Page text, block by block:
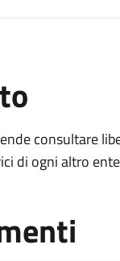
consultare
di ogni altro